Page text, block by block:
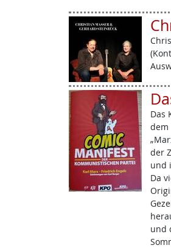
Das
dem
der
und
Da
und